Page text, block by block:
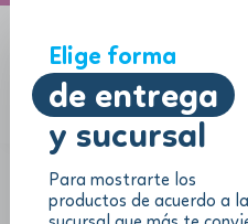
Elige forma
de entrega
y sucursal
Para mostrarte los
productos de acuerdo a la
-40%